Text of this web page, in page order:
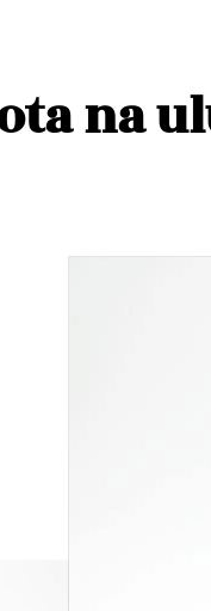
na